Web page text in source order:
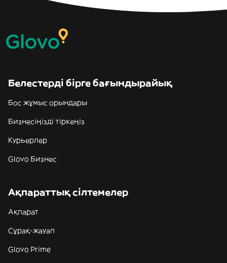
Белестерді бірге бағындырайық
Бос жұмыс орындары
Бизнесіңізді тіркеңіз
Курьерлер
Glovo Бизнес
Ақпараттық сілтемелер
Ақпарат
Сұрақ-жауап
Glovo Prime